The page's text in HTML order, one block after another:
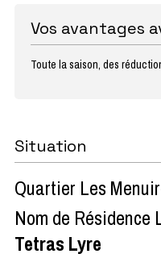
Vos avantages
Toute la saison, des
Situation
Quartier Les
Nom de Résidence
Tetras Lyre